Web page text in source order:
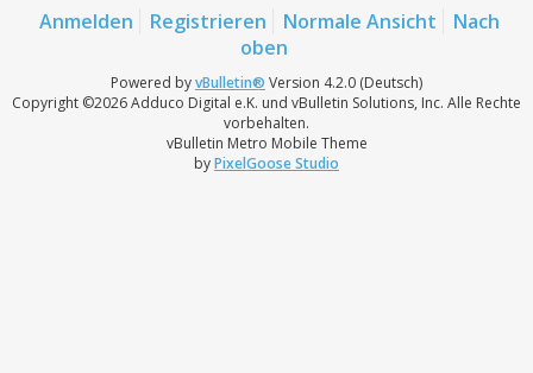
Anmelden Registrieren Normale Ansicht
Nach
oben
Powered byvBulletin® Version 4.2.0 (Deutsch)
Copyright ©2026 Adduco Digital e.K. und vBulletin Solutions, Inc. Alle Rechte
vorbehalten.
vBulletin Metro Mobile Theme
byPixelGoose Studio